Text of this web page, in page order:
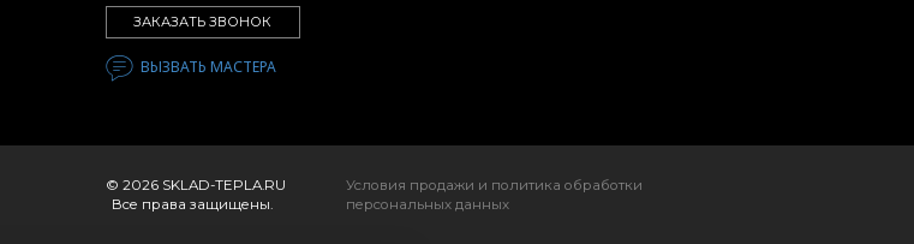
ЗАКАЗАТЬ ЗВОНОК
ВЫЗВАТЬ МАСТЕРА
© 2026 SKLAD-TEPLA.RU
Все права защищены.
Условия продажи и политика обработки
персональных данных